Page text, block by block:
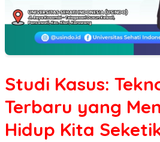
Studi Kasus:
Terbaru yang
Hidup Kita